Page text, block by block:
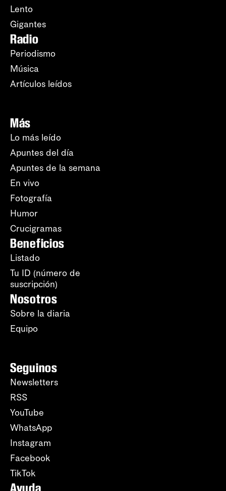
Lento
Gigantes
Radio
Periodismo
Música
Artículos leídos
Más
Lo más leído
Apuntes del día
Apuntes de la semana
En vivo
Fotografía
Humor
Crucigramas
Beneficios
Listado
Tu ID (número de
suscripción)
Nosotros
Sobre la diaria
Equipo
Seguinos
Newsletters
RSS
YouTube
WhatsApp
Instagram
Facebook
TikTok
Ayuda